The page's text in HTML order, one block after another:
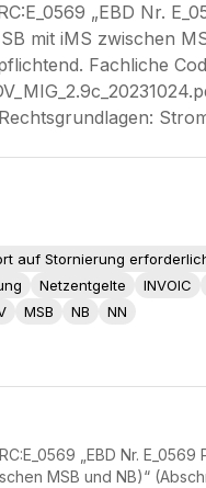
„EBD Nr.
mit iMS zwischen
Fachliche
auf Stornierung
Netzentgelte
INVOIC
MSB NB NN
„EBD Nr.
MSB und NB)“